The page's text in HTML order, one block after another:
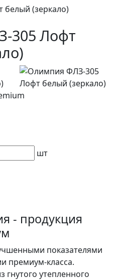
(зеркало)
305 Лофт
шт
- продукция
показателями
премиум-класса.
гнутого утепленного